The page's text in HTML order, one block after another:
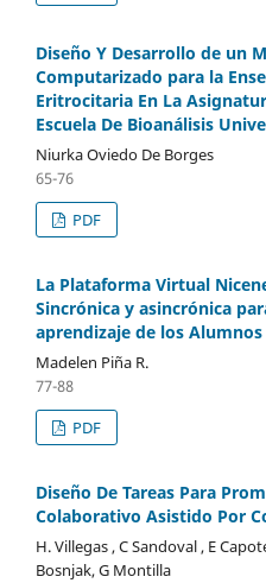
Diseño Y Desarrollo de un
Computarizado para la
Eritrocitaria En La
Escuela De Bioanálisis
Niurka Oviedo De Borges
65-76
PDF
La Plataforma Virtual
Sincrónica y asincrónica
aprendizaje de los Alumnos
Madelen Piña R.
77-88
PDF
Diseño De Tareas Para
Colaborativo Asistido Por
H. Villegas , C Sandoval , E
Bosnjak, G Montilla